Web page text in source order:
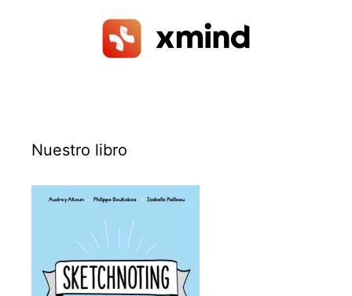
Nuestro libro